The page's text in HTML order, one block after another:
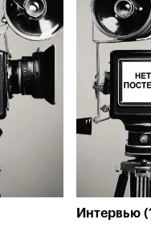
Интервью